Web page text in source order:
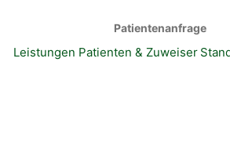
Patientenanfrage
Leistungen Patienten & Zuweiser